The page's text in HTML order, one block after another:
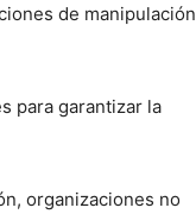
de manipulación
para garantizar la
organizaciones no